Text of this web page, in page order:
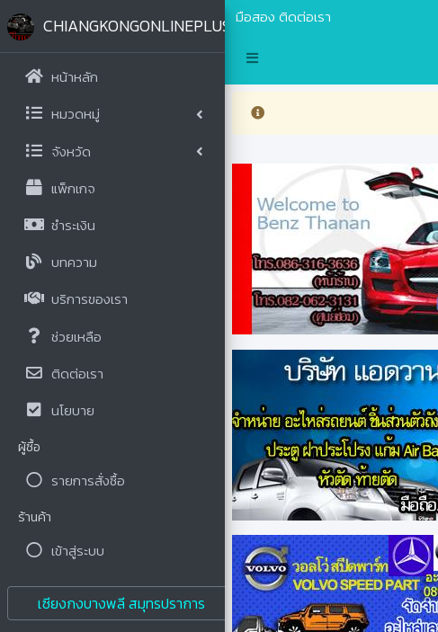
มือสอง ติดต่อเรา
CHIANGKONGONLINEPLUS.COM
หน้าหลัก
หมวดหมู่
จังหวัด
แพ็กเกจ
ชำระเงิน
บทความ
บริการของเรา
ช่วยเหลือ
ติดต่อเรา
นโยบาย
ผู้ซื้อ
รายการสั่งซื้อ
ร้านค้า
เข้าสู่ระบบ
เซียงกงบางพลี สมุทรปราการ